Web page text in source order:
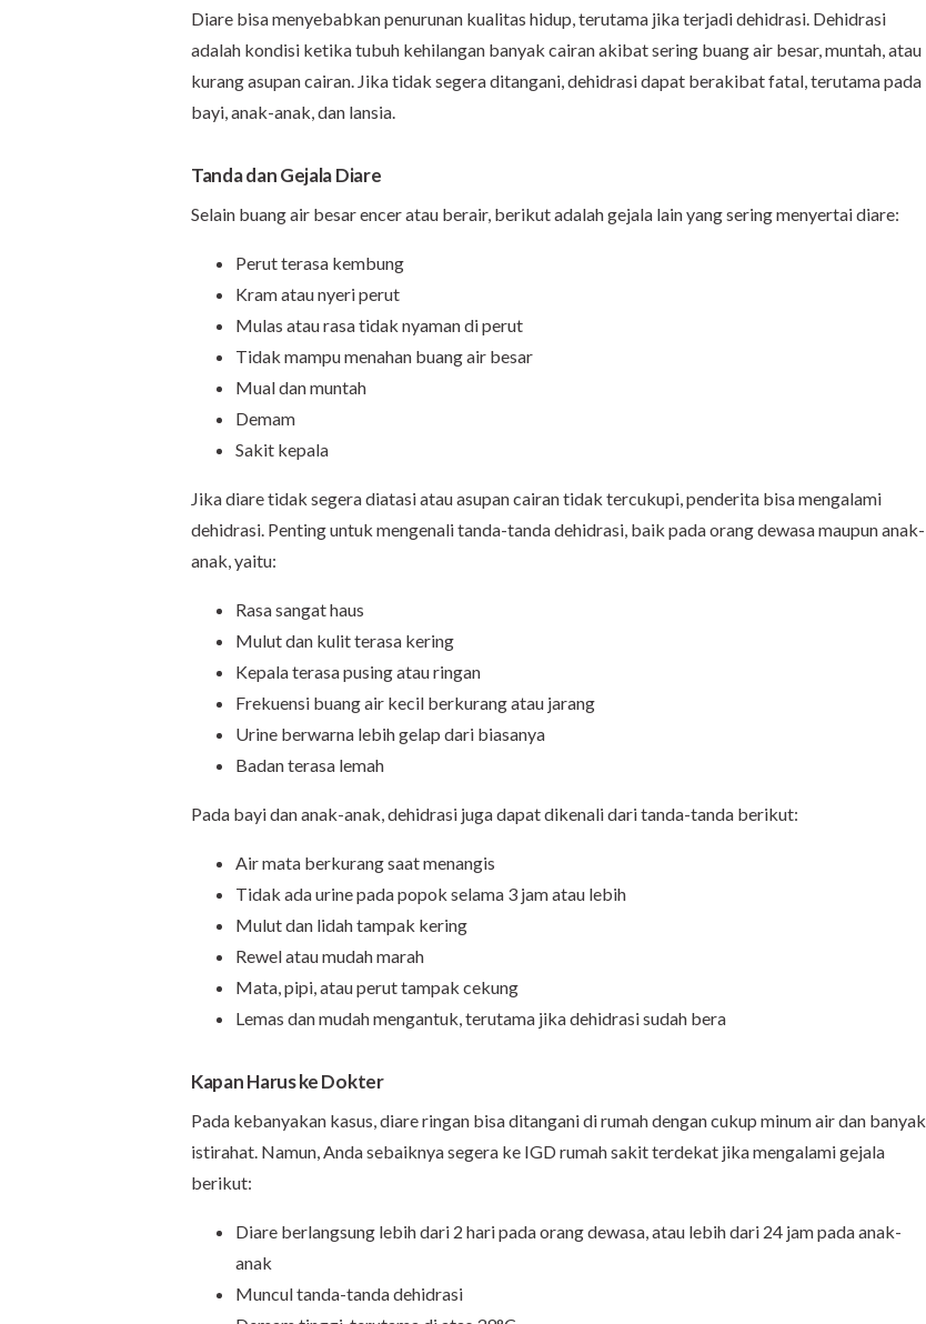
Diare bisa menyebabkan penurunan kualitas hidup, terutama jika terjadi dehidrasi. Dehidrasi
adalah kondisi ketika tubuh kehilangan banyak cairan akibat sering buang air besar, muntah, atau
kurang asupan cairan. Jika tidak segera ditangani, dehidrasi dapat berakibat fatal, terutama pada
bayi, anak-anak, dan lansia.
Tanda dan Gejala Diare
Selain buang air besar encer atau berair, berikut adalah gejala lain yang sering menyertai diare:
Perut terasa kembung
Kram atau nyeri perut
Mulas atau rasa tidak nyaman di perut
Tidak mampu menahan buang air besar
Mual dan muntah
Demam
Sakit kepala
Jika diare tidak segera diatasi atau asupan cairan tidak tercukupi, penderita bisa mengalami
dehidrasi. Penting untuk mengenali tanda-tanda dehidrasi, baik pada orang dewasa maupun anak-
anak, yaitu:
Rasa sangat haus
Mulut dan kulit terasa kering
Kepala terasa pusing atau ringan
Frekuensi buang air kecil berkurang atau jarang
Urine berwarna lebih gelap dari biasanya
Badan terasa lemah
Pada bayi dan anak-anak, dehidrasi juga dapat dikenali dari tanda-tanda berikut:
Air mata berkurang saat menangis
Tidak ada urine pada popok selama 3 jam atau lebih
Mulut dan lidah tampak kering
Rewel atau mudah marah
Mata, pipi, atau perut tampak cekung
Lemas dan mudah mengantuk, terutama jika dehidrasi sudah bera
Kapan Harus ke Dokter
Pada kebanyakan kasus, diare ringan bisa ditangani di rumah dengan cukup minum air dan banyak
istirahat. Namun, Anda sebaiknya segera ke IGD rumah sakit terdekat jika mengalami gejala
berikut:
Diare berlangsung lebih dari 2 hari pada orang dewasa, atau lebih dari 24 jam pada anak-
anak
Muncul tanda-tanda dehidrasi